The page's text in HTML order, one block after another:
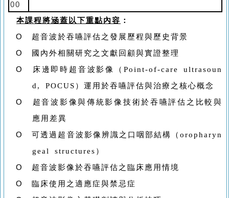
00
本課程將涵蓋以下重點內容 ：
O
超音波於吞嚥評估之發展歷程與歷史背景
O 國內外相關研究之文獻回顧與實證整理
O 床邊即時超音波影像（ Point-of-care ultrasoun
d, POCUS ）運用於吞嚥評估與治療之核心概念
O
超音波影像與傳統影像技術於吞嚥評估之比較與
應用差異
O 可透過超音波影像辨識之口咽部結構（oropharyn
geal structures ）
O 超音波影像於吞嚥評估之臨床應用情境
O 臨床使用之適應症與禁忌症